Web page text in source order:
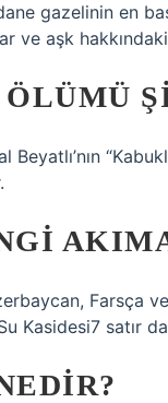
gazelinin en
ve aşk
Beyatlı’nın
Kasidesi7 satır